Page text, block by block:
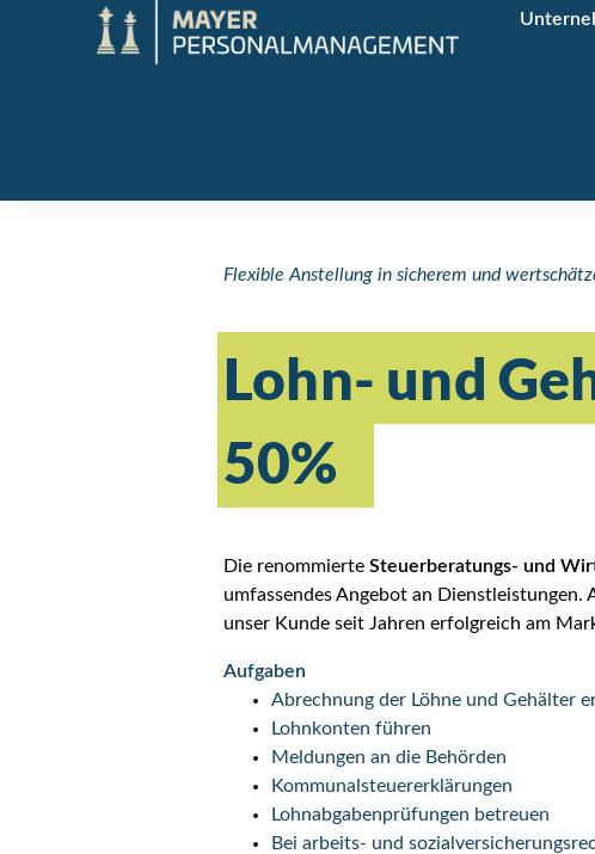
Flexible Anstellung in sicherem und
Lohn- und
50%
Die renommierte Steuerberatungs- und
umfassendes Angebot an
unser Kunde seit Jahren erfolgreich am
Aufgaben
Abrechnung der Löhne und Gehälter
Lohnkonten führen
Meldungen an die Behörden
Kommunalsteuererklärungen
Lohnabgabenprüfungen betreuen
Bei arbeits- und